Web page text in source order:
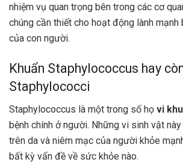
nhiệm vụ quan trọng bên trong các cơ
chúng cần thiết cho hoạt động lành mạnh
của con người.
Khuẩn Staphylococcus hay
Staphylococci
Staphylococcus là một trong số họ vi
bệnh chính ở người. Những vi sinh vật
trên da và niêm mạc của người khỏe
bất kỳ vấn đề về sức khỏe nào.